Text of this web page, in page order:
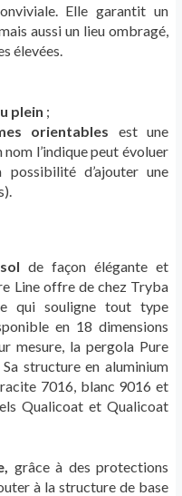
Elle garantit un
aussi un lieu ombragé,
élevées.
plein ;
orientables est une
l’indique peut évoluer
d’ajouter une
de façon élégante et
Line offre de chez Tryba
qui souligne tout type
en 18 dimensions
mesure, la pergola Pure
structure en aluminium
7016, blanc 9016 et
Qualicoat et Qualicoat
grâce à des protections
à la structure de base